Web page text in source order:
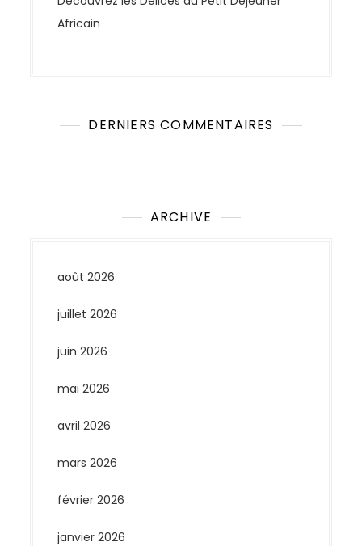
Africain
DERNIERS COMMENTAIRES
ARCHIVE
août 2026
juillet 2026
juin 2026
mai 2026
avril 2026
mars 2026
février 2026
janvier 2026